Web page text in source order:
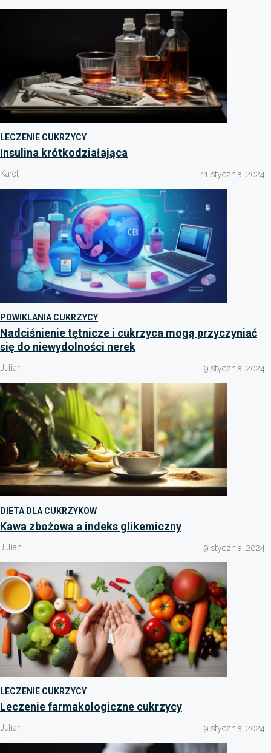
LECZENIE CUKRZYCY
Insulina krótkodziałająca
Karol 11 stycznia, 2024
POWIKLANIA CUKRZYCY
Nadciśnienie tętnicze i cukrzyca mogą przyczyniać
się do niewydolności nerek
Julian 9 stycznia, 2024
DIETA DLA CUKRZYKOW
Kawa zbożowa a indeks glikemiczny
Julian 9 stycznia, 2024
LECZENIE CUKRZYCY
Leczenie farmakologiczne cukrzycy
Julian 9 stycznia, 2024